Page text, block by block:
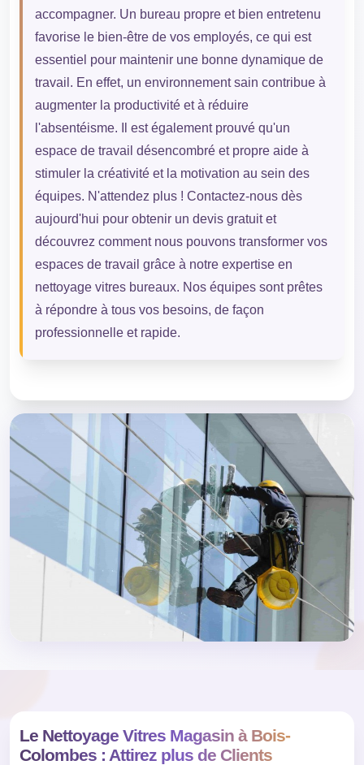
accompagner. Un bureau propre et bien entretenu
favorise le bien-être de vos employés, ce qui est
essentiel pour maintenir une bonne dynamique de
travail. En effet, un environnement sain contribue à
augmenter la productivité et à réduire
l'absentéisme. Il est également prouvé qu'un
espace de travail désencombré et propre aide à
stimuler la créativité et la motivation au sein des
équipes. N'attendez plus ! Contactez-nous dès
aujourd'hui pour obtenir un devis gratuit et
découvrez comment nous pouvons transformer vos
espaces de travail grâce à notre expertise en
nettoyage vitres bureaux. Nos équipes sont prêtes
à répondre à tous vos besoins, de façon
professionnelle et rapide.
Le Nettoyage Vitres Magasin à Bois-
Colombes : Attirez plus de Clients